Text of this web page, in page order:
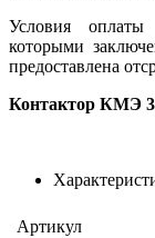
Условия
которыми
предоставлена
Контактор КМЭ
Артикул